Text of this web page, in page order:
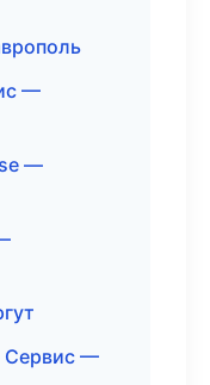
—
—
Сервис —